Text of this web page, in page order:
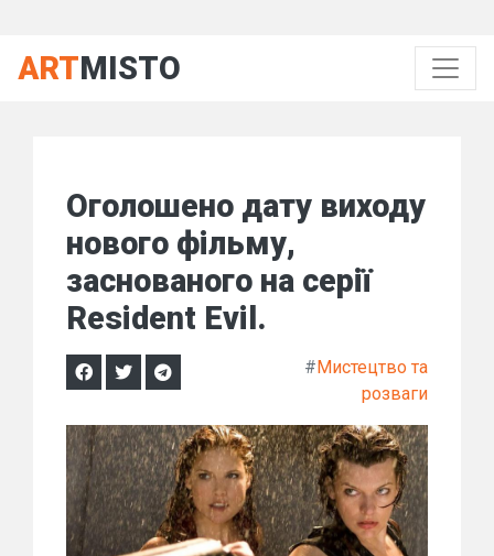
ARTMISTO
Оголошено дату виходу
нового фільму,
заснованого на серії
Resident Evil.
#Мистецтво та
розваги